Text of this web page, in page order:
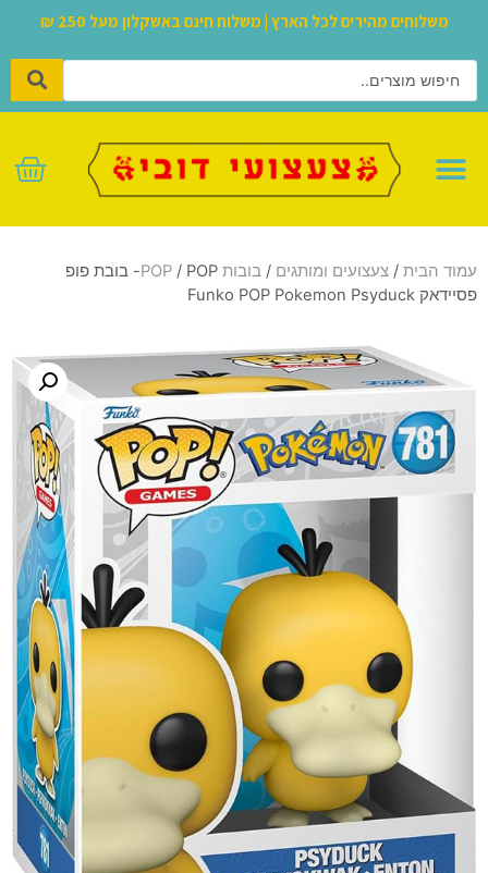
משלוחים מהירים לכל הארץ | משלוח חינם באשקלון מעל 250 ₪
עמוד הבית / צעצועים ומותגים / בובות POP
/ POP- בובת פופ
פסיידאק Funko POP Pokemon Psyduck